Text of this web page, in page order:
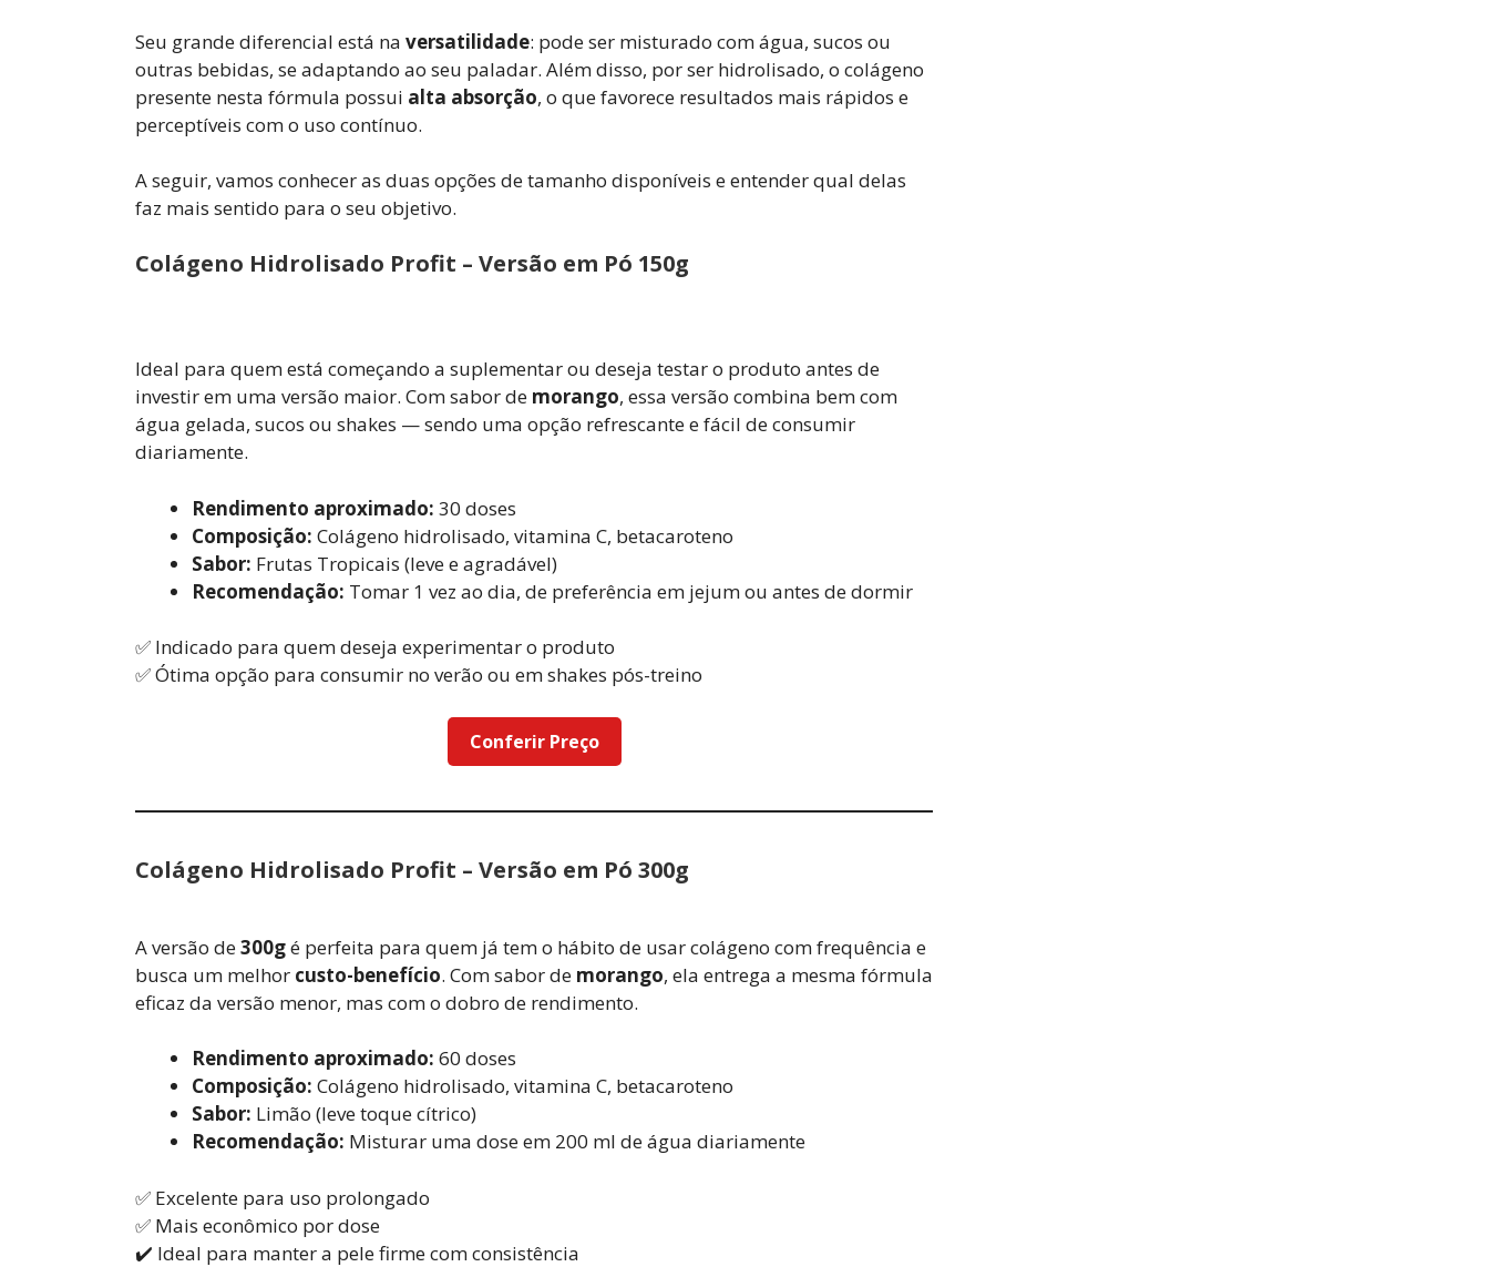
Seu grande diferencial está na versatilidade: pode ser misturado com água, sucos ou
outras bebidas, se adaptando ao seu paladar. Além disso, por ser hidrolisado, o colágeno
presente nesta fórmula possui alta absorção, o que favorece resultados mais rápidos e
perceptíveis com o uso contínuo.
A seguir, vamos conhecer as duas opções de tamanho disponíveis e entender qual delas
faz mais sentido para o seu objetivo.
Colágeno Hidrolisado Profit – Versão em Pó 150g
Ideal para quem está começando a suplementar ou deseja testar o produto antes de
investir em uma versão maior. Com sabor de morango, essa versão combina bem com
água gelada, sucos ou shakes — sendo uma opção refrescante e fácil de consumir
diariamente.
Rendimento aproximado: 30 doses
Composição: Colágeno hidrolisado, vitamina C, betacaroteno
Sabor: Frutas Tropicais (leve e agradável)
Recomendação: Tomar 1 vez ao dia, de preferência em jejum ou antes de dormir
✅ Indicado para quem deseja experimentar o produto
✅ Ótima opção para consumir no verão ou em shakes pós-treino
Conferir Preço
Colágeno Hidrolisado Profit – Versão em Pó 300g
A versão de300gé perfeita para quem já tem o hábito de usar colágeno com frequência e
busca um melhor custo-benefício. Com sabor de morango, ela entrega a mesma fórmula
eficaz da versão menor, mas com o dobro de rendimento.
Rendimento aproximado: 60 doses
Composição: Colágeno hidrolisado, vitamina C, betacaroteno
Sabor: Limão (leve toque cítrico)
Recomendação: Misturar uma dose em 200 ml de água diariamente
✅ Excelente para uso prolongado
✅ Mais econômico por dose
✔️ Ideal para manter a pele firme com consistência